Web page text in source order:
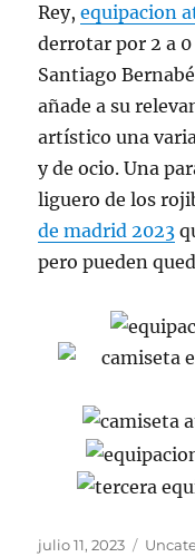
Rey,equipacion
derrotar por 2 a
Santiago
añade a su
artístico una
y de ocio. Una
liguero de los
de madrid 2023
pero pueden
Publicado
julio 11, 2023